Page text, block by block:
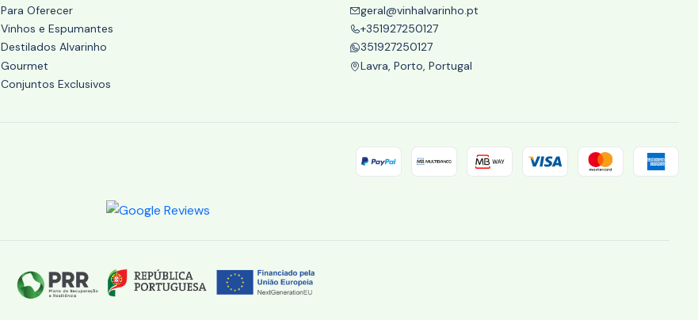
Para Oferecer
Vinhos e Espumantes
Destilados Alvarinho
Gourmet
Conjuntos Exclusivos
geral@vinhalvarinho.pt
+351927250127
351927250127
Lavra, Porto, Portugal